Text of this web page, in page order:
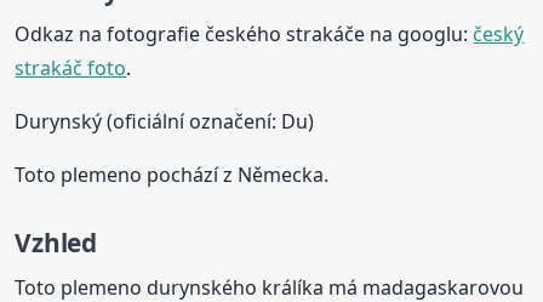
Odkaz na fotografie českého strakáče na googlu: český
strakáč foto.
Durynský (oficiální označení: Du)
Toto plemeno pochází z Německa.
Vzhled
Toto plemeno durynského králíka má madagaskarovou